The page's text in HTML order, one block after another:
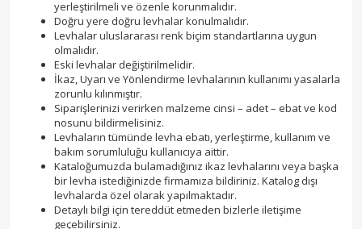
yerleştirilmeli ve özenle korunmalıdır.
Doğru yere doğru levhalar konulmalıdır.
Levhalar uluslararası renk biçim standartlarına uygun
olmalıdır.
Eski levhalar değiştirilmelidir.
İkaz, Uyarı ve Yönlendirme levhalarının kullanımı yasalarla
zorunlu kılınmıştır.
Siparişlerinizi verirken malzeme cinsi – adet – ebat ve kod
nosunu bildirmelisiniz.
Levhaların tümünde levha ebatı, yerleştirme, kullanım ve
bakım sorumluluğu kullanıcıya aittir.
Kataloğumuzda bulamadığınız ikaz levhalarını veya başka
bir levha istediğinizde firmamıza bildiriniz. Katalog dışı
levhalarda özel olarak yapılmaktadır.
Detaylı bilgi için tereddüt etmeden bizlerle iletişime
geçebilirsiniz.